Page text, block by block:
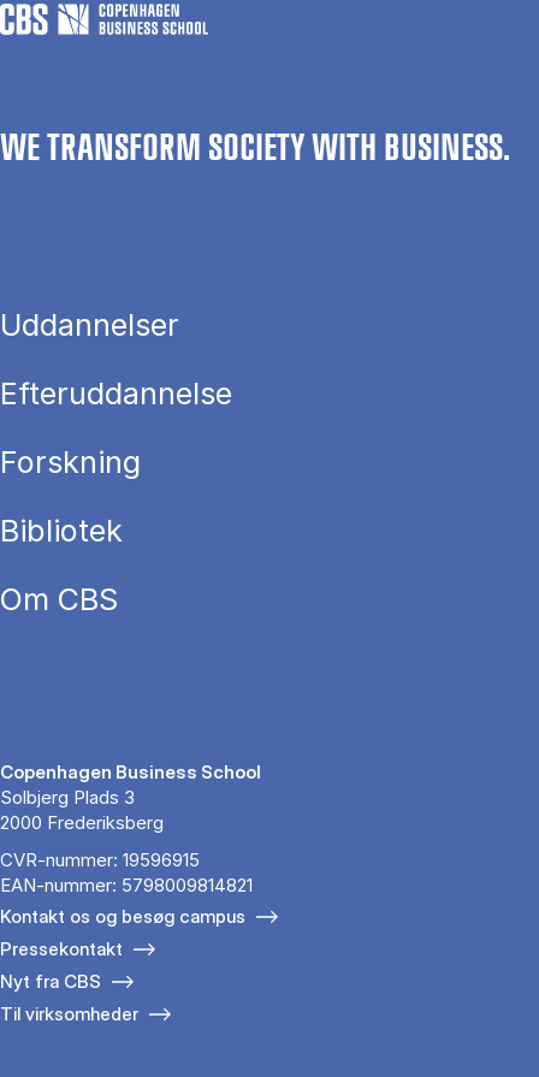
WE TRANSFORM SOCIETY WITH BUSINESS.
Uddannelser
Efteruddannelse
Forskning
Bibliotek
Om CBS
Copenhagen Business School
Solbjerg Plads 3
2000 Frederiksberg
CVR-nummer: 19596915
EAN-nummer: 5798009814821
Kontakt os og besøg campus
Pressekontakt
Nyt fra CBS
Til virksomheder